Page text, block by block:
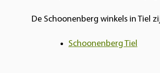
De Schoonenberg winkels in Tiel
Schoonenberg Tiel